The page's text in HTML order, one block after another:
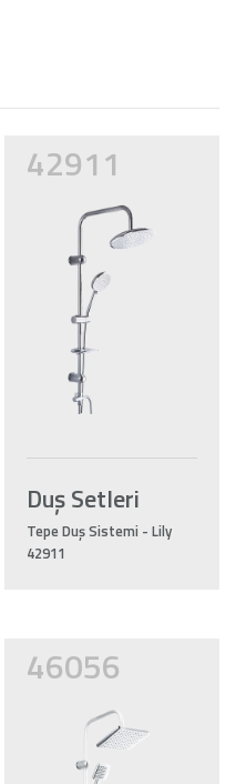
42911
Duş Setleri
Tepe Duş Sistemi - Lily
42911
46056